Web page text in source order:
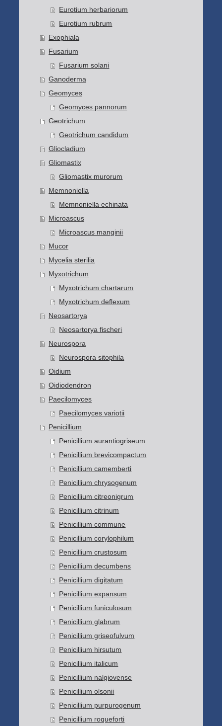
Eurotium herbariorum
Eurotium rubrum
Exophiala
Fusarium
Fusarium solani
Ganoderma
Geomyces
Geomyces pannorum
Geotrichum
Geotrichum candidum
Gliocladium
Gliomastix
Gliomastix murorum
Memnoniella
Memnoniella echinata
Microascus
Microascus manginii
Mucor
Mycelia sterilia
Myxotrichum
Myxotrichum chartarum
Myxotrichum deflexum
Neosartorya
Neosartorya fischeri
Neurospora
Neurospora sitophila
Oidium
Oidiodendron
Paecilomyces
Paecilomyces variotii
Penicillium
Penicillium aurantiogriseum
Penicillium brevicompactum
Penicillium camemberti
Penicillium chrysogenum
Penicillium citreonigrum
Penicillium citrinum
Penicillium commune
Penicillium corylophilum
Penicillium crustosum
Penicillium decumbens
Penicillium digitatum
Penicillium expansum
Penicillium funiculosum
Penicillium glabrum
Penicillium griseofulvum
Penicillium hirsutum
Penicillium italicum
Penicillium nalgiovense
Penicillium olsonii
Penicillium purpurogenum
Penicillium roqueforti